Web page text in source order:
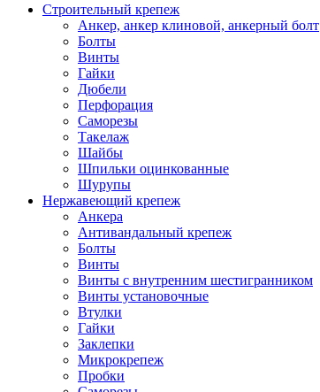
Строительный крепеж
Анкер, анкер клиновой, анкерный болт
Болты
Винты
Гайки
Дюбели
Перфорация
Саморезы
Такелаж
Шайбы
Шпильки оцинкованные
Шурупы
Нержавеющий крепеж
Анкера
Антивандальный крепеж
Болты
Винты
Винты с внутренним шестигранником
Винты установочные
Втулки
Гайки
Заклепки
Микрокрепеж
Пробки